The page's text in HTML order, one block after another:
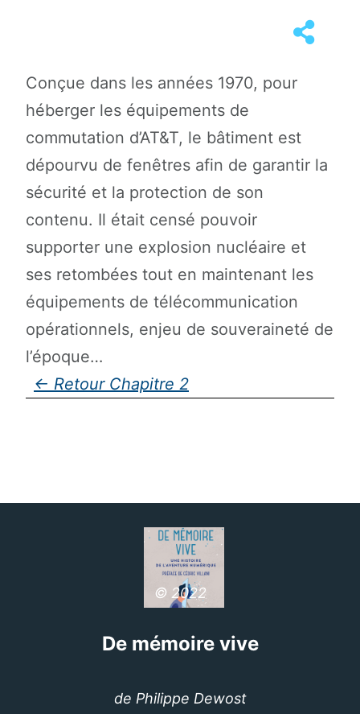
Conçue dans les années 1970, pour
héberger les équipements de
commutation d’AT&T, le bâtiment est
dépourvu de fenêtres afin de garantir la
sécurité et la protection de son
contenu. Il était censé pouvoir
supporter une explosion nucléaire et
ses retombées tout en maintenant les
équipements de télécommunication
opérationnels, enjeu de souveraineté de
l’époque…
Chapitre 2
© 2022
De mémoire vive
de Philippe Dewost